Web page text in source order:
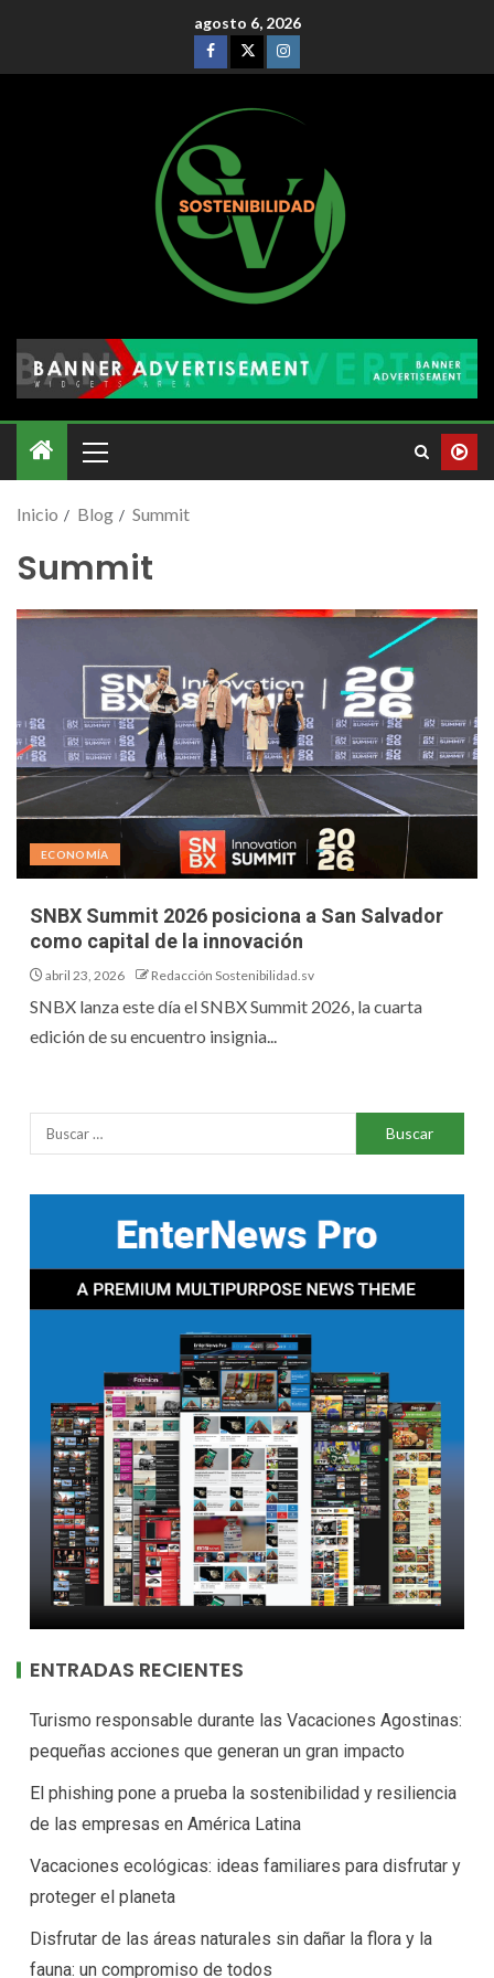
agosto 6, 2026
Inicio Blog Summit
Summit
ECONOMÍA
SNBX Summit 2026 posiciona a San Salvador
como capital de la innovación
abril 23, 2026 Redacción Sostenibilidad.sv
SNBX lanza este día el SNBX Summit 2026, la cuarta
edición de su encuentro insignia...
ENTRADAS RECIENTES
Turismo responsable durante las Vacaciones Agostinas:
pequeñas acciones que generan un gran impacto
El phishing pone a prueba la sostenibilidad y resiliencia
de las empresas en América Latina
Vacaciones ecológicas: ideas familiares para disfrutar y
proteger el planeta
Disfrutar de las áreas naturales sin dañar la flora y la
fauna: un compromiso de todos